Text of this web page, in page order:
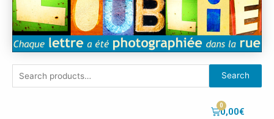
Search
0,00€